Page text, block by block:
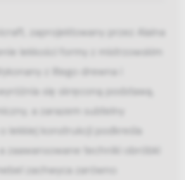
zaprojektowany przez Alaina
lekkości formy z mistrzowskim
z litego drewna i
się skręconą podstawą,
a zarazem subtelny
o lekkiej konstrukcji podkreśla
zaawansowane techniki obróbki
zachwyca zarówno